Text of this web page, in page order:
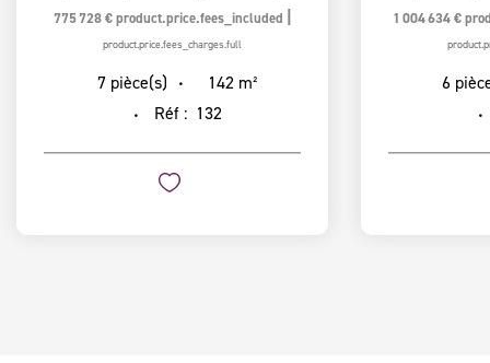
775 728 € product.price.fees_included |
product.price.fees_charges.full
7 pièce(s) 142 m²
Réf : 132
1 004 634 €
6